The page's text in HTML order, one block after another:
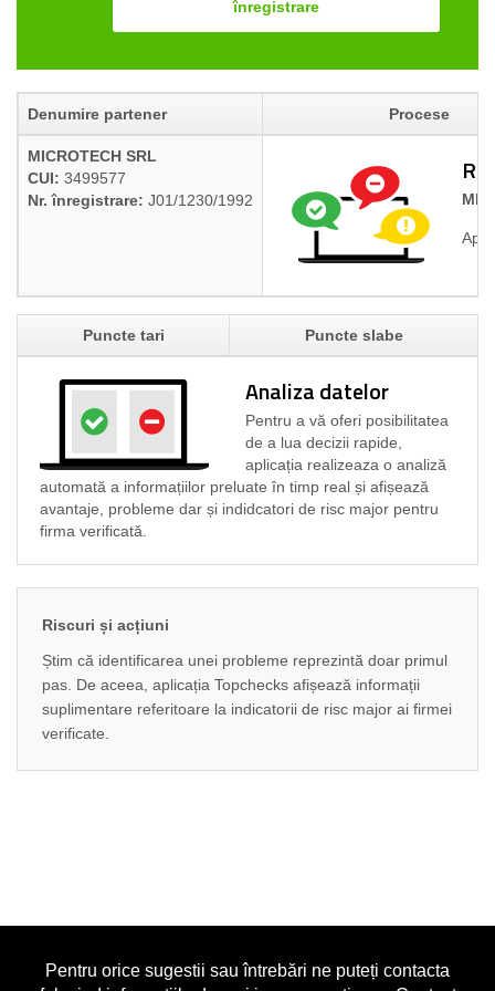
înregistrare
Denumire partener Procese
MICROTECH SRL
CUI: 3499577
Nr. înregistrare: J01/1230/1992
Puncte tari Puncte slabe
Analiza datelor
Pentru a vă oferi posibilitatea
de a lua decizii rapide,
aplicația realizeaza o analiză
automată a informațiilor preluate în timp real și afișează
avantaje, probleme dar și indidcatori de risc major pentru
firma verificată.
Riscuri și acțiuni
Știm că identificarea unei probleme reprezintă doar primul
pas. De aceea, aplicația Topchecks afișează informații
suplimentare referitoare la indicatorii de risc major ai firmei
verificate.
Pentru orice sugestii sau întrebări ne puteți contacta